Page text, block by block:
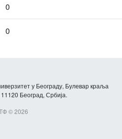
0
0
у Београду, Булевар краља
Београд, Србија.
© 2026